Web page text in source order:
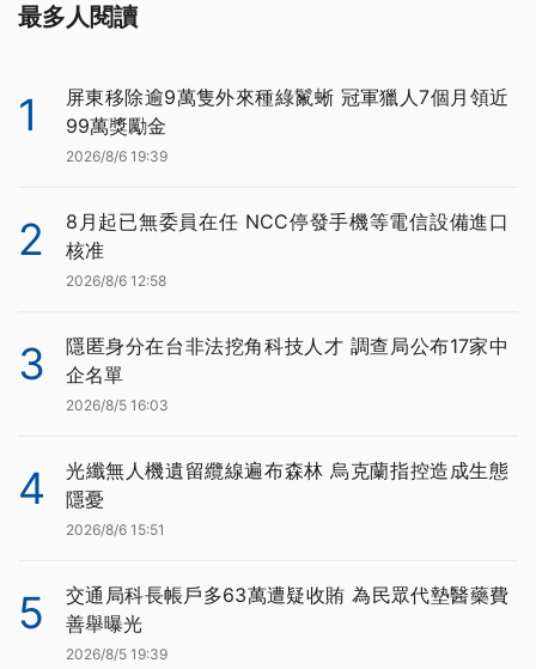
最多人閱讀
1
屏東移除逾9萬隻外來種綠鬣蜥 冠軍獵人7個月領近
99萬獎勵金
2026/8/6 19:39
2
8月起已無委員在任 NCC停發手機等電信設備進口
核准
2026/8/6 12:58
3
隱匿身分在台非法挖角科技人才 調查局公布17家中
企名單
2026/8/5 16:03
4
光纖無人機遺留纜線遍布森林 烏克蘭指控造成生態
隱憂
2026/8/6 15:51
5
交通局科長帳戶多63萬遭疑收賄 為民眾代墊醫藥費
善舉曝光
2026/8/5 19:39